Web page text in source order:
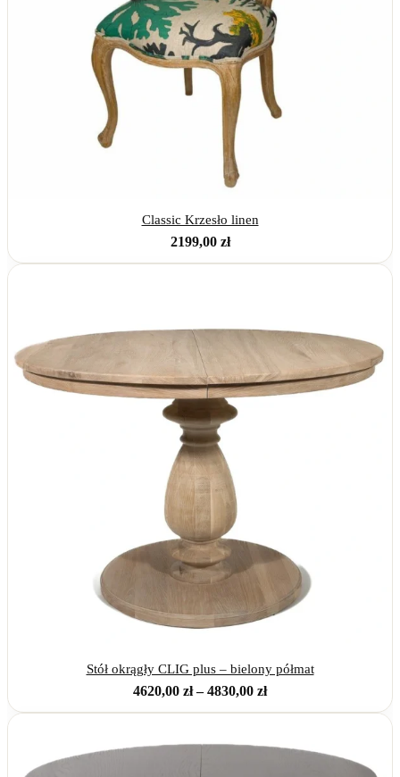
Classic Krzesło linen
2199,00 zł
Stół okrągły CLIG plus – bielony półmat
4620,00 zł – 4830,00 złZakres